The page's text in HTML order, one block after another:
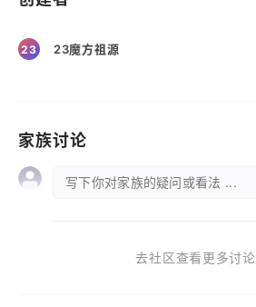
23 23魔方祖源
家族讨论
写下你对家族的疑问或看法 ...
去社区查看更多讨论